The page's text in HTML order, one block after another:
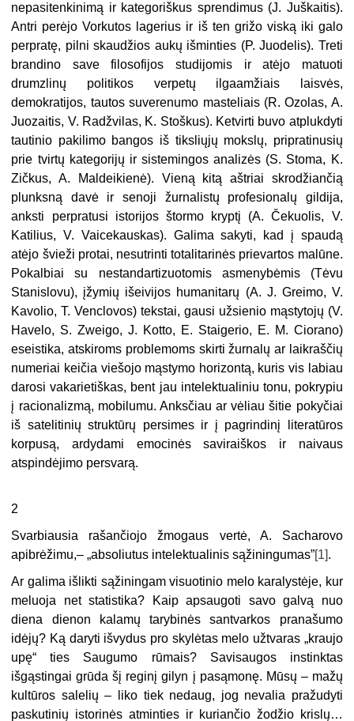
nepasitenkinimą ir kategoriškus sprendimus (J. Juškaitis).
Antri perėjo Vorkutos lagerius ir iš ten grižo viską iki galo
perpratę, pilni skaudžios aukų išminties (P. Juodelis). Treti
brandino save filosofijos studijomis ir atėjo matuoti
drumzlinų politikos verpetų ilgaamžiais laisvės,
demokratijos, tautos suverenumo masteliais (R. Ozolas, A.
Juozaitis, V. Radžvilas, K. Stoškus). Ketvirti buvo atplukdyti
tautinio pakilimo bangos iš tiksliųjų mokslų, pripratinusių
prie tvirtų kategorijų ir sistemingos analizės (S. Stoma, K.
Zičkus, A. Maldeikienė). Vieną kitą aštriai skrodžiančią
plunksną davė ir senoji žurnalistų profesionalų gildija,
anksti perpratusi istorijos štormo kryptį (A. Čekuolis, V.
Katilius, V. Vaicekauskas). Galima sakyti, kad į spaudą
atėjo švieži protai, nesutrinti totalitarinės prievartos malūne.
Pokalbiai su nestandartizuotomis asmenybėmis (Tėvu
Stanislovu), įžymių išeivijos humanitarų (A. J. Greimo, V.
Kavolio, T. Venclovos) tekstai, gausi užsienio mąstytojų (V.
Havelo, S. Zweigo, J. Kotto, E. Staigerio, E. M. Ciorano)
eseistika, atskiroms problemoms skirti žurnalų ar laikraščių
numeriai keičia viešojo mąstymo horizontą, kuris vis labiau
darosi vakarietiškas, bent jau intelektualiniu tonu, pokrypiu
į racionalizmą, mobilumu. Anksčiau ar vėliau šitie pokyčiai
iš satelitinių struktūrų persimes ir į pagrindinį literatūros
korpusą, ardydami emocinės saviraiškos ir naivaus
atspindėjimo persvarą.
2
Svarbiausia rašančiojo žmogaus vertė, A. Sacharovo
apibrėžimu,– „absoliutus intelektualinis sąžiningumas” [1] .
Ar galima išlikti sąžiningam visuotinio melo karalystėje, kur
meluoja net statistika? Kaip apsaugoti savo galvą nuo
diena dienon kalamų tarybinės santvarkos pranašumo
idėjų? Ką daryti išvydus pro skylėtas melo užtvaras „kraujo
upę“ ties Saugumo rūmais? Savisaugos instinktas
išgąstingai grūda šį reginį gilyn į pasąmonę. Mūsų – mažų
kultūros salelių–
liko tiek nedaug, jog nevalia pražudyti
paskutinių istorinės atminties ir kuriančio žodžio krislų…